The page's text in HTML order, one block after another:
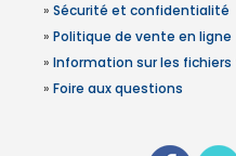
» Sécurité et confidentialité
» Politique de vente en ligne
» Information sur les
» Foire aux questions